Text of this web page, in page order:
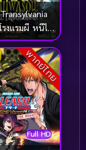
รงแรมผี หนีไป
กร้อน
พากย์ไทย
Full HD